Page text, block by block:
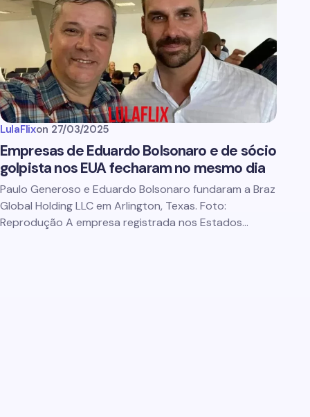
LulaFlixon 27/03/2025
Empresas de Eduardo Bolsonaro e de sócio
golpista nos EUA fecharam no mesmo dia
Paulo Generoso e Eduardo Bolsonaro fundaram a Braz
Global Holding LLC em Arlington, Texas. Foto:
Reprodução A empresa registrada nos Estados…